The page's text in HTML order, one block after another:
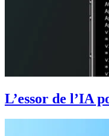
L’essor de l’IA